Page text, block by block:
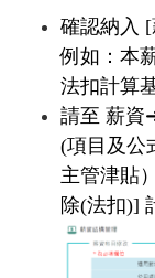
確認納入
例如：本
法扣計算
請至 薪資
(項目及公
主管津貼
除(法扣)]